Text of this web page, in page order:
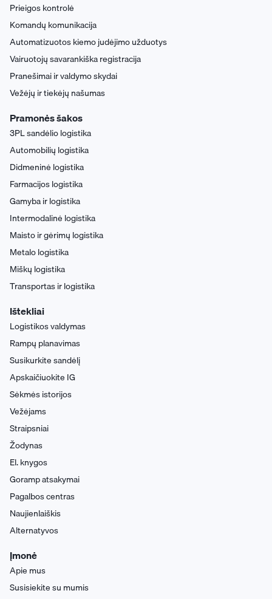
Prieigos kontrolė
Komandų komunikacija
Automatizuotos kiemo judėjimo užduotys
Vairuotojų savarankiška registracija
Pranešimai ir valdymo skydai
Vežėjų ir tiekėjų našumas
Pramonės šakos
3PL sandėlio logistika
Automobilių logistika
Didmeninė logistika
Farmacijos logistika
Gamyba ir logistika
Intermodalinė logistika
Maisto ir gėrimų logistika
Metalo logistika
Miškų logistika
Transportas ir logistika
Ištekliai
Logistikos valdymas
Rampų planavimas
Susikurkite sandėlį
Apskaičiuokite IG
Sėkmės istorijos
Vežėjams
Straipsniai
Žodynas
El. knygos
Goramp atsakymai
Pagalbos centras
Naujienlaiškis
Alternatyvos
Įmonė
Apie mus
Susisiekite su mumis